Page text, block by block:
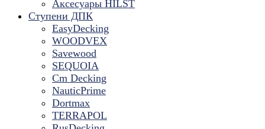
Аксесуары HILST
Ступени ДПК
EasyDecking
WOODVEX
Savewood
SEQUOIA
Cm Decking
NauticPrime
Dortmax
TERRAPOL